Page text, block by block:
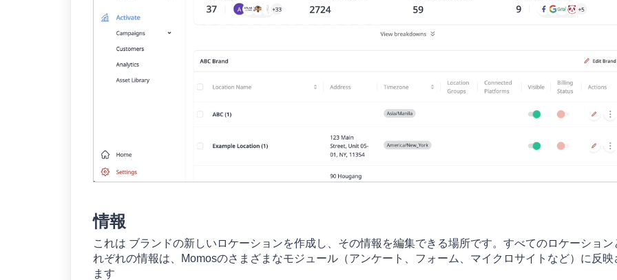
情報
これは ブランドの新しいロケーションを作成し、その情報を編集できる場所です。すべてのロケーション
れぞれの情報は、Momosのさまざまなモジュール（アンケート、フォーム、マイクロサイトなど）に反映
ます